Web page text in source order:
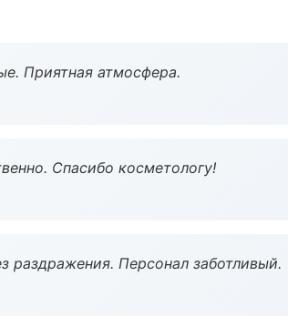
Приятная атмосфера.
Спасибо косметологу!
раздражения. Персонал заботливый.